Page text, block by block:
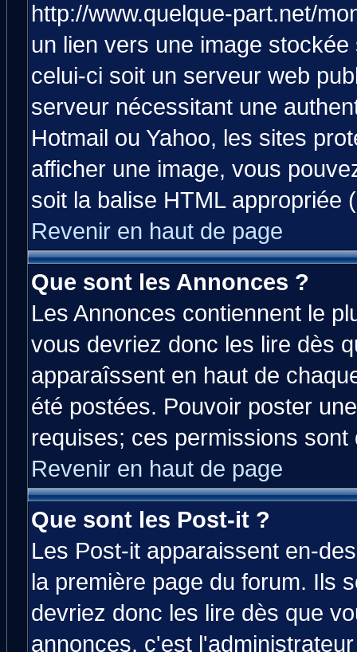
http://www.quelque-part.net/
un lien vers une image
celui-ci soit un serveur web
serveur nécessitant une
Hotmail ou Yahoo, les sites
afficher une image, vous
soit la balise HTML appropriée
Revenir en haut de page
Que sont les Annonces ?
Les Annonces contiennent le
vous devriez donc les lire dès
apparaîssent en haut de
été postées. Pouvoir poster
requises; ces permissions
Revenir en haut de page
Que sont les Post-it ?
Les Post-it apparaissent en-
la première page du forum. Ils
devriez donc les lire dès que
annonces, c'est